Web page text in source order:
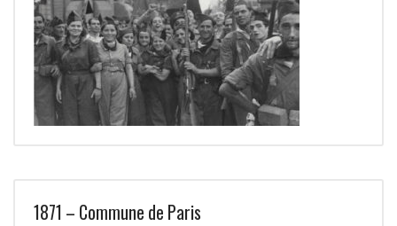
1871 – Commune de Paris